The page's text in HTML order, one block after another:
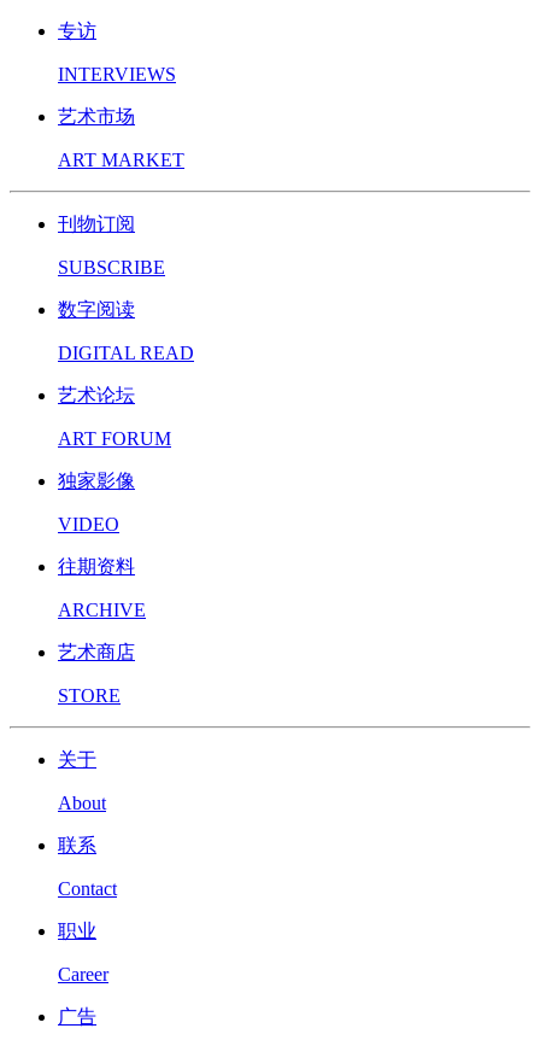
专访
INTERVIEWS
艺术市场
ART MARKET
刊物订阅
SUBSCRIBE
数字阅读
DIGITAL READ
艺术论坛
ART FORUM
独家影像
VIDEO
往期资料
ARCHIVE
艺术商店
STORE
关于
About
联系
Contact
职业
Career
广告